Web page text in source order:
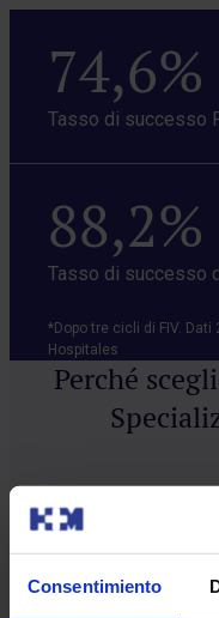
Consentimiento
74,6%
Tasso di successo
88,2%
Tasso di successo
*Dopo tre cicli di FIV.
Hospitales
Perché